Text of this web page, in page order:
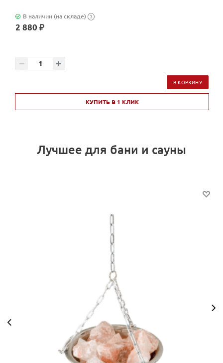
В наличии (на складе) ?
2 880 ₽
В КОРЗИНУ
КУПИТЬ В 1 КЛИК
Лучшее для бани и сауны